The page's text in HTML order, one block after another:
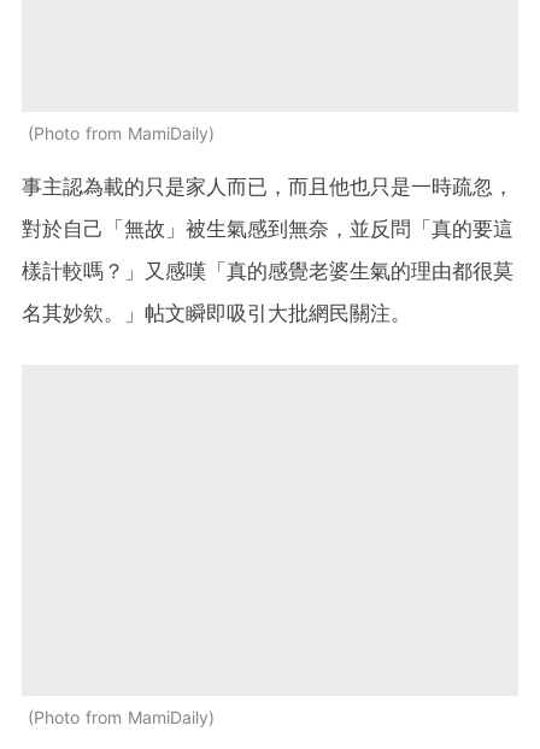
Photo from MamiDaily
事主認為載的只是家人而已，而且他也只是一時疏忽，
對於自己「無故」被生氣感到無奈，並反問「真的要這
樣計較嗎？」又感嘆「真的感覺老婆生氣的理由都很莫
名其妙欸。」帖文瞬即吸引大批網民關注。
Photo from MamiDaily